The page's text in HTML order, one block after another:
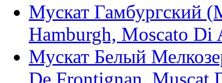
Мускат Гамбургский
Hamburgh, Moscato Di
Мускат Белый
De Frontignan, Muscat